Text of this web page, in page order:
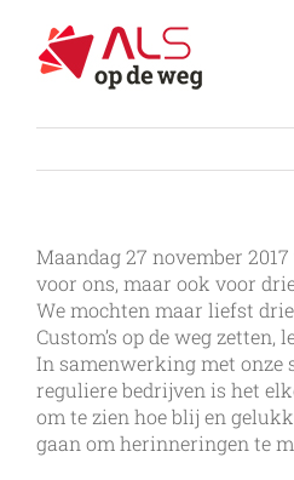
inhoud
Maandag 27 november
voor ons, maar ook voor
We mochten maar liefst
Custom’s op de weg zetten,
In samenwerking met onze
reguliere bedrijven is het
om te zien hoe blij en
gaan om herinneringen te